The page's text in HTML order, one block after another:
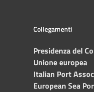
Collegamenti
Presidenza del
Unione europea
Italian Port
European Sea